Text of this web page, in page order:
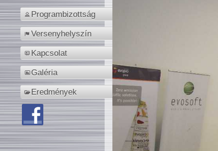
Programbizottság
Versenyhelyszín
Kapcsolat
Galéria
Eredmények